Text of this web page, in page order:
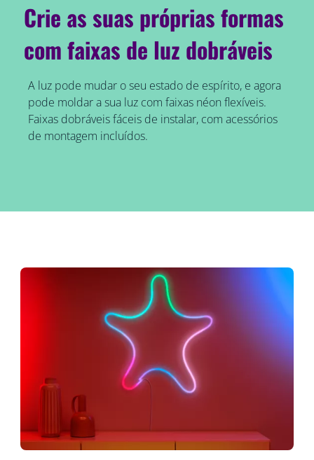
Crie as suas próprias formas
com faixas de luz dobráveis
A luz pode mudar o seu estado de espírito, e agora
pode moldar a sua luz com faixas néon flexíveis.
Faixas dobráveis fáceis de instalar, com acessórios
de montagem incluídos.